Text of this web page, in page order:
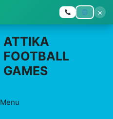
×
ATTIKA
FOOTBALL
GAMES
Menu